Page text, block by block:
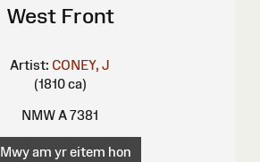
West Front
Artist: CONEY, J
(1810 ca)
NMW A 7381
Mwy am yr eitem hon